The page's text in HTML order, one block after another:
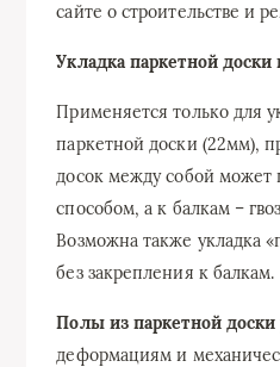
сайте о строительстве и
Укладка паркетной доски
Применяется только для
паркетной доски (22мм),
досок между собой может
способом, а к балкам –
Возможна также укладка
без закрепления к балкам.
Полы из паркетной доски
деформациям и